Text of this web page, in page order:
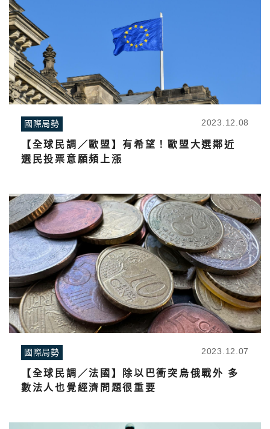
國際局勢 2023.12.08
【全球民調／歐盟】有希望！歐盟大選鄰近
選民投票意願頻上漲
國際局勢 2023.12.07
【全球民調／法國】除以巴衝突烏俄戰外 多
數法人也覺經濟問題很重要